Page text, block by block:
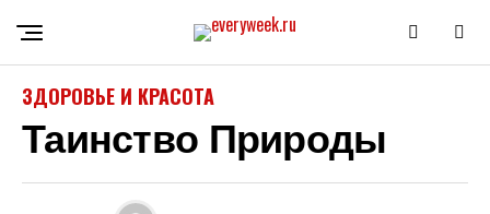
ЗДОРОВЬЕ И КРАСОТА
Таинство Природы